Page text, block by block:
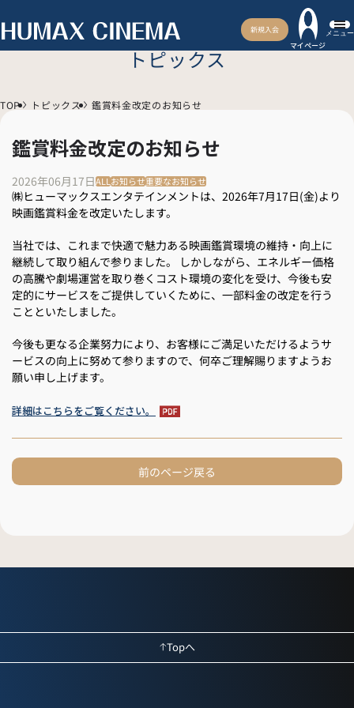
新規入会
マイページ
メニュー
トピックス
TOP トピックス 鑑賞料金改定のお知らせ
鑑賞料金改定のお知らせ
2026年06月17日ALLお知らせ重要なお知らせ
㈱ヒューマックスエンタテインメントは、2026年7月17日(金)より
映画鑑賞料金を改定いたします。
当社では、これまで快適で魅力ある映画鑑賞環境の維持・向上に
継続して取り組んで参りました。 しかしながら、エネルギー価格
の高騰や劇場運営を取り巻くコスト環境の変化を受け、今後も安
定的にサービスをご提供していくために、一部料金の改定を行う
ことといたしました。
今後も更なる企業努力により、お客様にご満足いただけるようサ
ービスの向上に努めて参りますので、何卒ご理解賜りますようお
願い申し上げます。
詳細はこちらをご覧ください。
前のページ戻る
Topへ